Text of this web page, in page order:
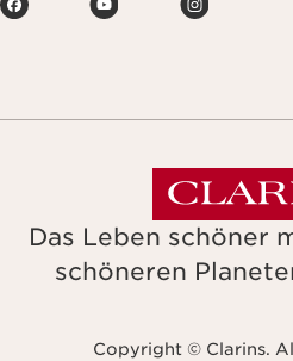
Das Leben schöner
schöneren
Copyright © Clarins.